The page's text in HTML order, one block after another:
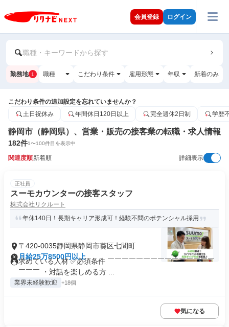
会員登録 ログイン
職種・キーワードから探す
勤務地 1 職種 こだわり条件 雇用形態 年収 新着のみ
こだわり条件の追加設定を忘れていませんか？
土日祝休み
年間休日120日以上 完全週休2日制 学歴
静岡市（静岡県）、営業・販売の接客業の転職・求人情報
182件1〜100件目を表示中
関連度順新着順 詳細表示
正社員
スーモカウンターの接客スタッフ
株式会社リクルート
年休140日！長期キャリア形成可！経験不問のポテンシャル採用
〒420-0035静岡県静岡市葵区七間町
月給25万8500円以上
求めている人材 ✅必須条件 ￣￣￣￣￣￣￣￣￣￣￣￣￣￣￣
￣￣￣ ・対話を楽しめる方 ...
業界未経験歓迎 +18個
気になる